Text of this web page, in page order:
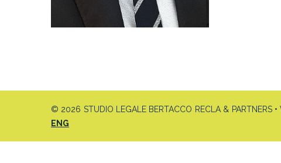
© 2026 STUDIO LEGALE BERTACCO RECLA & PARTNERS
ENG